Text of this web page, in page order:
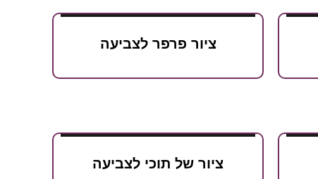
ציור פרפר לצביעה
ציור של תוכי לצביעה